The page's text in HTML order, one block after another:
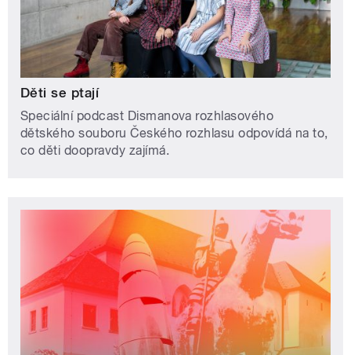
Děti se ptají
Speciální podcast Dismanova rozhlasového
dětského souboru Českého rozhlasu odpovídá na to,
co děti doopravdy zajímá.